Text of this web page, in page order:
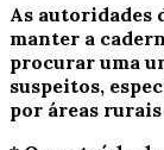
As autoridades
manter a
procurar uma
suspeitos,
por áreas